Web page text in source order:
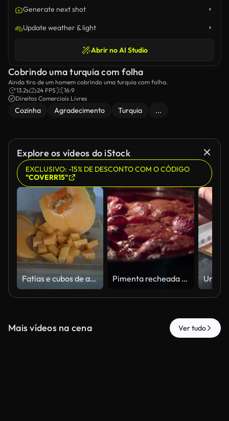
Generate next shot
Update weather & light
Abrir no AI Studio
Cobrindo uma turquia com folha
Ainda tiro de um homem cobrindo uma turquia com folha.
13.2s
24 FPS
16:9
Direitos Comerciais Livres
Cozinha Agradecimento Turquia ...
Explore os vídeos do iStock
EXCLUSIVO: -15% DE DESCONTO COM O CÓDIGO
"COVERR15"
Fatias e cubos de abóbora recém-cortados em uma tábua de madeira Pimenta recheada quente cozinhando em molho de tomate rico no forno para jantar caseiro de reconforto
Mais vídeos na cena Ver tudo